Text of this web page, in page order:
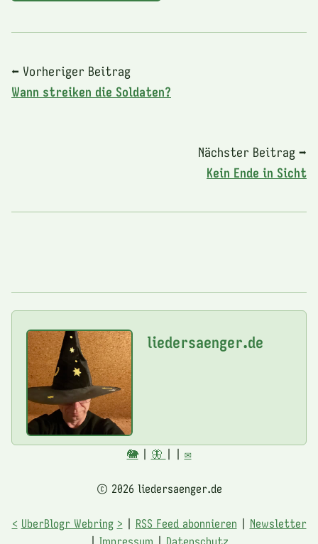
⬅ Vorheriger Beitrag
Wann streiken die Soldaten?
Nächster Beitrag ➡
Kein Ende in Sicht
liedersaenger.de
🐘| 🦋 ✉️
© 2026 liedersaenger.de
< UberBlogr Webring > RSS Feed abonnieren
Newsletter